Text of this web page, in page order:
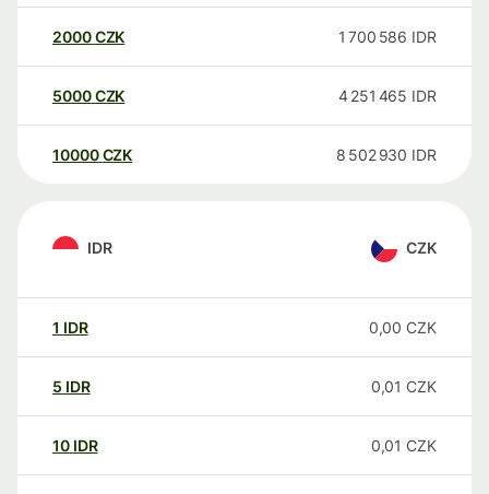
2000CZK 1 700 586 IDR
5000CZK 4 251 465 IDR
10000 CZK 8 502 930 IDR
IDR CZK
1 IDR 0,00 CZK
5 IDR 0,01 CZK
10 IDR 0,01 CZK